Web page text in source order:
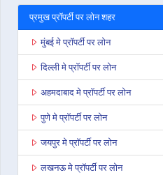
प्रमुख प्रॉपर्टी पर लोन शहर
मुंबई मे प्रॉपर्टी पर लोन
दिल्ली मे प्रॉपर्टी पर लोन
अहमदाबाद मे प्रॉपर्टी पर लोन
पुणे मे प्रॉपर्टी पर लोन
जयपुर मे प्रॉपर्टी पर लोन
लखनऊ मे प्रॉपर्टी पर लोन